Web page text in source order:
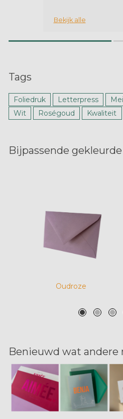
Tags
Foliedruk Letterpress
Wit
Roségoud Kwaliteit
Bekijk alle
Bijpassende
Oudroze
Benieuwd wat andere